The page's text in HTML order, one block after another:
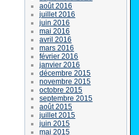
août 2016
juillet 2016
juin 2016
mai 2016
avril 2016
mars 2016
février 2016
janvier 2016
décembre 2015
novembre 2015
octobre 2015
septembre 2015
août 2015
juillet 2015
juin 2015
mai 2015